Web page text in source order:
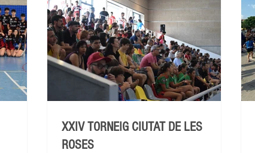
XXIV TORNEIG CIUTAT DE LES
ROSES